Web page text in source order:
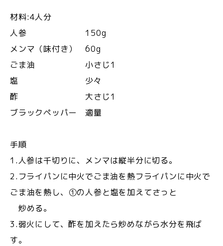
材料:4人分
人参 150g
メンマ（味付き） 60g
ごま油 小さじ1
塩 少々
酢 大さじ1
ブラックペッパー 適量
手順
1.人参は千切りに、メンマは縦半分に切る。
2.フライパンに中火でごま油を熱フライパンに中火で
ごま油を熱し、①の人参と塩を加えてさっと
炒める。
3.弱火にして、酢を加えたら炒めながら水分を飛ば
す。